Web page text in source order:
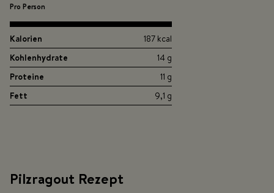
Pro Person
Kalorien
187 kcal
Kohlenhydrate
14 g
Proteine
11 g
Fett
9,1 g
Pilzragout Rezept